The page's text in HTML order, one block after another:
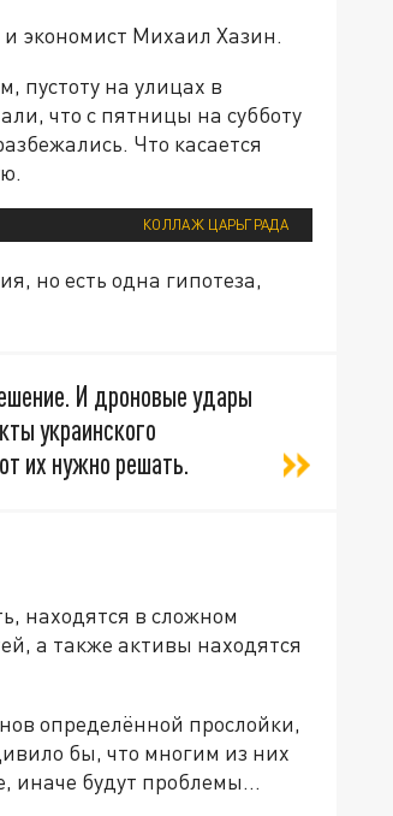
экономист Михаил Хазин.
пустоту на улицах в
что с пятницы на субботу
Что касается
КОЛЛАЖ ЦАРЬГРАДА
но есть одна гипотеза,
И дроновые удары
украинского
их нужно решать.
находятся в сложном
а также активы находятся
определённой прослойки,
бы, что многим из них
иначе будут проблемы...